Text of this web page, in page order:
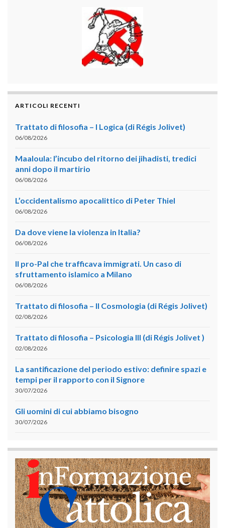
ARTICOLI RECENTI
Trattato di filosofia – I Logica (di Régis Jolivet)
06/08/2026
Maaloula: l’incubo del ritorno dei jihadisti, tredici
anni dopo il martirio
06/08/2026
L’occidentalismo apocalittico di Peter Thiel
06/08/2026
Da dove viene la violenza in Italia?
06/08/2026
Il pro-Pal che trafficava immigrati. Un caso di
sfruttamento islamico a Milano
06/08/2026
Trattato di filosofia – II Cosmologia (di Régis Jolivet)
02/08/2026
Trattato di filosofia – Psicologia III (di Régis Jolivet )
02/08/2026
La santificazione del periodo estivo: definire spazi e
tempi per il rapporto con il Signore
30/07/2026
Gli uomini di cui abbiamo bisogno
30/07/2026